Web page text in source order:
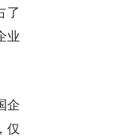
了
业
企
仅